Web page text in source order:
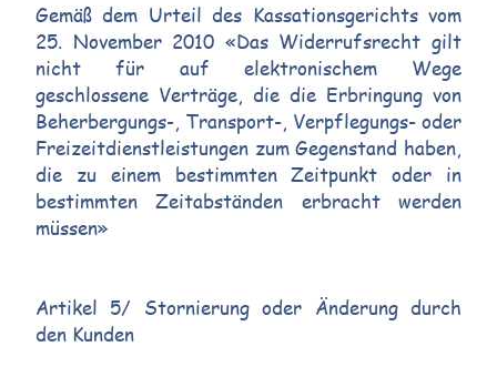
Gemäß dem Urteil des Kassationsgerichts vom
25. November 2010 «Das Widerrufsrecht gilt
nicht für auf elektronischem Wege
geschlossene Verträge, die die Erbringung von
Beherbergungs-, Transport-, Verpflegungs- oder
Freizeitdienstleistungen zum Gegenstand haben,
die zu einem bestimmten Zeitpunkt oder in
bestimmten Zeitabständen erbracht werden
müssen»
Artikel 5/ Stornierung oder Änderung durch
den Kunden